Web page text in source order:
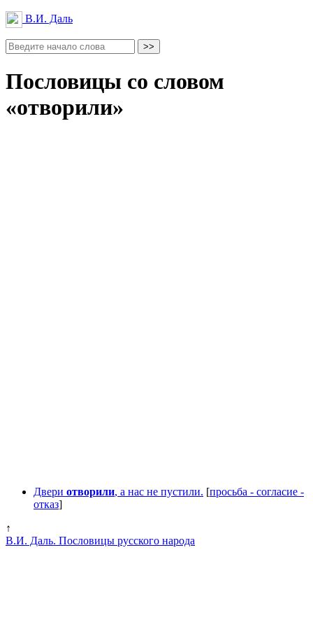
В.И. Даль
Пословицы со словом
«отворили»
Двери отворили, а нас не пустили. [просьба - согласие -
отказ]
↑
В.И. Даль. Пословицы русского народа